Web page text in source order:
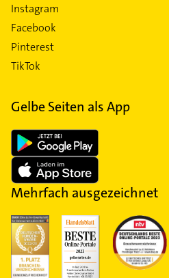
Instagram
Facebook
Pinterest
TikTok
Gelbe Seiten als App
Mehrfach ausgezeichnet